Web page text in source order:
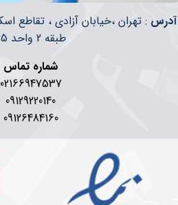
​​آدرس
طبقه 2 واحد 25
شماره تماس
02166947537
09129220140
09126484160